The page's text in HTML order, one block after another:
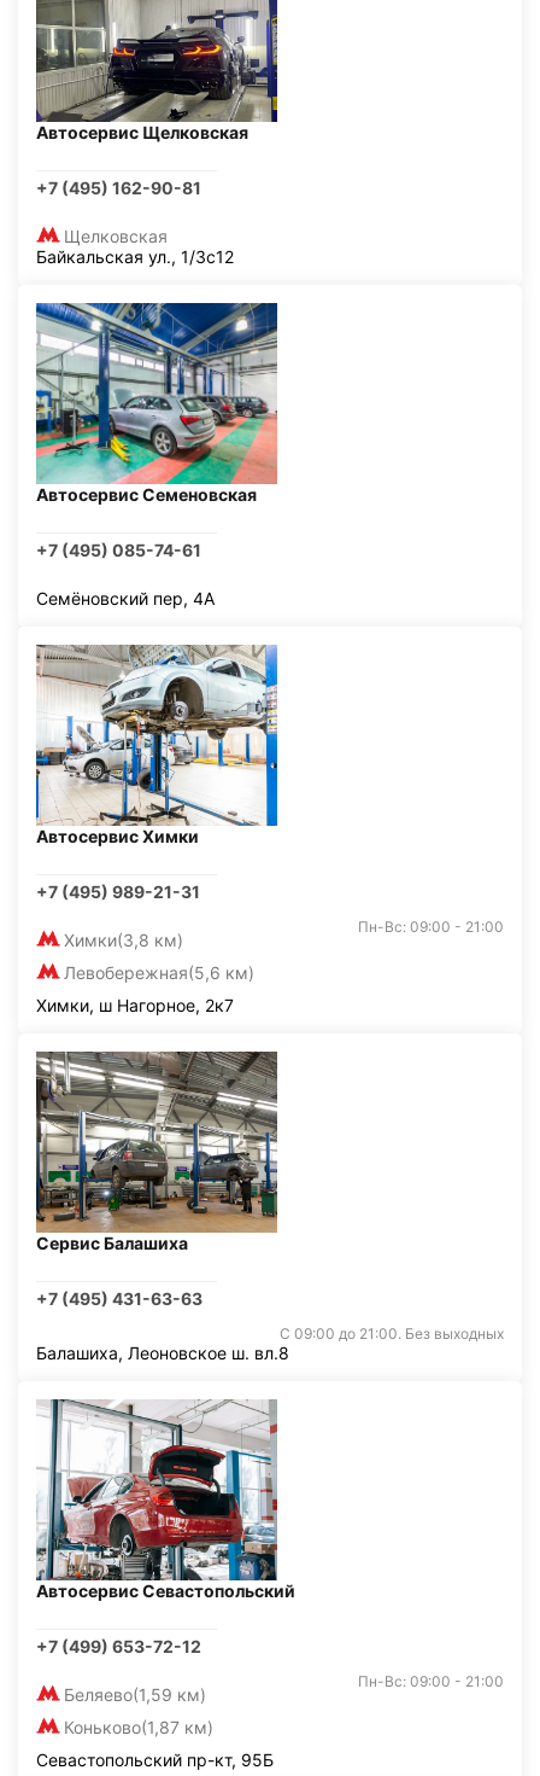
Автосервис Щелковская
+7 (495) 162-90-81
Щелковская
Байкальская ул., 1/3с12
Автосервис Семеновская
+7 (495) 085-74-61
Семёновский пер, 4А
Автосервис Химки
+7 (495) 989-21-31
Химки(3,8 км)
Левобережная(5,6 км)
Пн-Вс: 09:00 - 21:00
Химки, ш Нагорное, 2к7
Сервис Балашиха
+7 (495) 431-63-63
С 09:00 до 21:00. Без выходных
Балашиха, Леоновское ш. вл.8
Автосервис Севастопольский
+7 (499) 653-72-12
Беляево(1,59 км)
Коньково(1,87 км)
Пн-Вс: 09:00 - 21:00
Севастопольский пр-кт, 95Б